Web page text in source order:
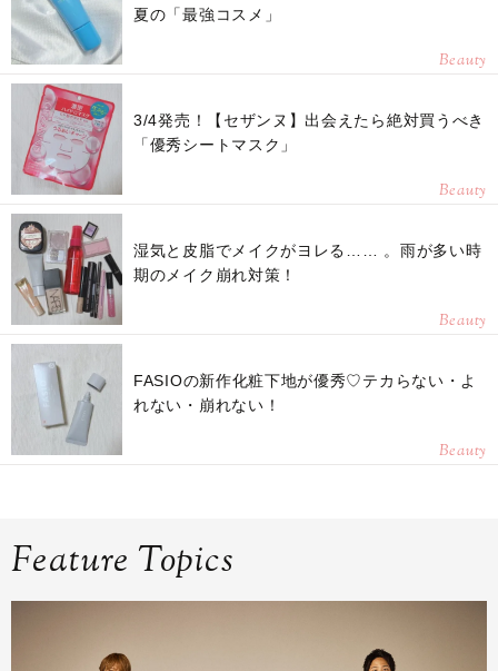
夏の「最強コスメ」
Beauty
3/4発売！【セザンヌ】出会えたら絶対買うべき
「優秀シートマスク」
Beauty
湿気と皮脂でメイクがヨレる…… 。雨が多い時
期のメイク崩れ対策！
Beauty
FASIOの新作化粧下地が優秀♡テカらない・よ
れない・崩れない！
Beauty
Feature Topics